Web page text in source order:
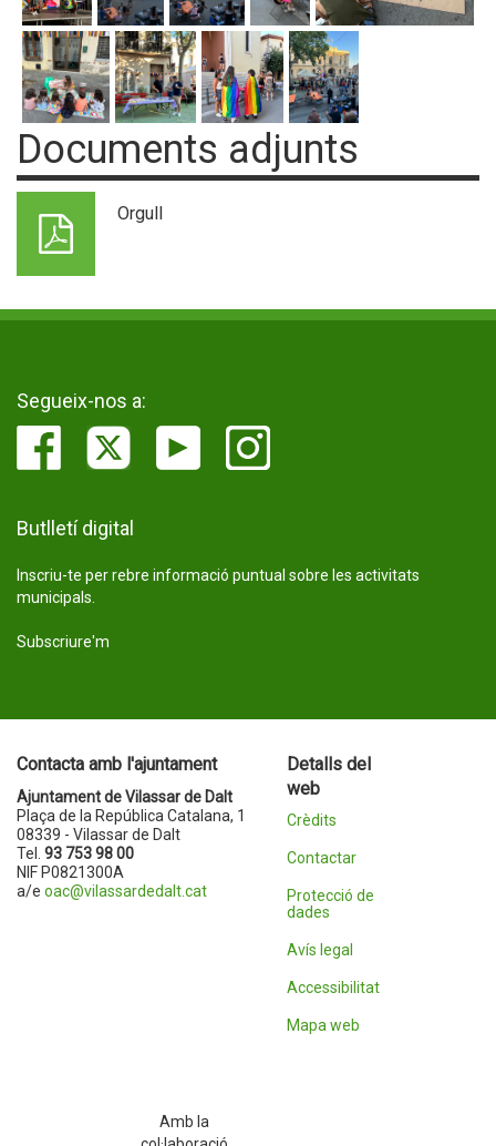
Documents adjunts
Orgull
Segueix-nos a:
Butlletí digital
Inscriu-te per rebre informació puntual sobre les activitats
municipals.
Subscriure'm
Contacta amb l'ajuntament
Ajuntament de Vilassar de Dalt
Plaça de la República Catalana, 1
08339 - Vilassar de Dalt
Tel. 93 753 98 00
NIF P0821300A
a/e oac@vilassardedalt.cat
Detalls del
web
Crèdits
Contactar
Protecció de
dades
Avís legal
Accessibilitat
Mapa web
Amb la